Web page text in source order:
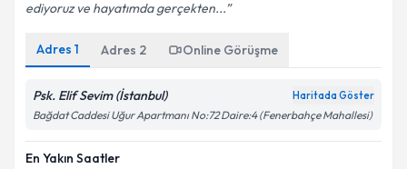
ediyoruz ve hayatımda gerçekten...
Adres 1 Adres 2 Online Görüşme
Psk. Elif Sevim (İstanbul) Haritada Göster
Bağdat Caddesi Uğur Apartmanı No:72 Daire:4 (Fenerbahçe Mahallesi)
En Yakın Saatler